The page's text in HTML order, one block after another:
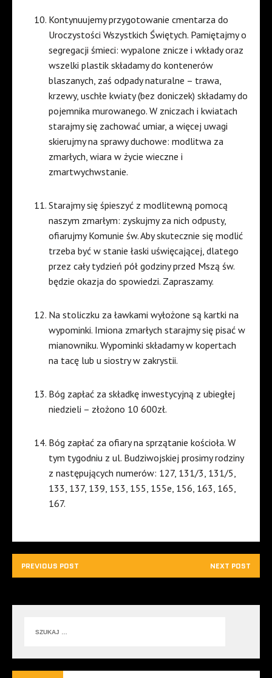
Kontynuujemy przygotowanie cmentarza do
Uroczystości Wszystkich Świętych. Pamiętajmy o
segregacji śmieci: wypalone znicze i wkłady oraz
wszelki plastik składamy do kontenerów
blaszanych, zaś odpady naturalne – trawa,
krzewy, uschłe kwiaty (bez doniczek) składamy do
pojemnika murowanego. W zniczach i kwiatach
starajmy się zachować umiar, a więcej uwagi
skierujmy na sprawy duchowe: modlitwa za
zmarłych, wiara w życie wieczne i
zmartwychwstanie.
Starajmy się śpieszyć z modlitewną pomocą
naszym zmarłym: zyskujmy za nich odpusty,
ofiarujmy Komunie św. Aby skutecznie się modlić
trzeba być w stanie łaski uświęcającej, dlatego
przez cały tydzień pół godziny przed Mszą św.
będzie okazja do spowiedzi. Zapraszamy.
Na stoliczku za ławkami wyłożone są kartki na
wypominki. Imiona zmarłych starajmy się pisać w
mianowniku. Wypominki składamy w kopertach
na tacę lub u siostry w zakrystii.
Bóg zapłać za składkę inwestycyjną z ubiegłej
niedzieli – złożono 10 600zł.
Bóg zapłać za ofiary na sprzątanie kościoła. W
tym tygodniu z ul. Budziwojskiej prosimy rodziny
z następujących numerów: 127, 131/3, 131/5,
133, 137, 139, 153, 155, 155e, 156, 163, 165,
167.
PREVIOUS POST NEXT POST